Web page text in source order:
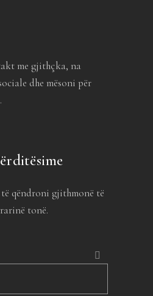
me gjithçka, na
dhe mësoni për
qëndroni gjithmonë të
tonë.